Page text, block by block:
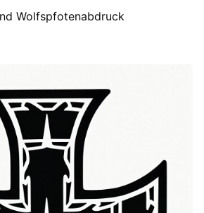
Wolfspfotenabdruck